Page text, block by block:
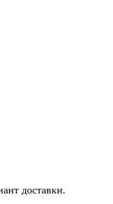
доставки.